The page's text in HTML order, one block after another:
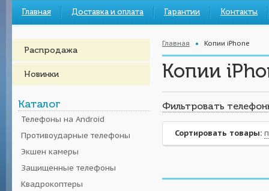
Главная Доставка и оплата Гарантии Контакты
Распродажа
Новинки
Каталог
Телефоны на Android
Противоударные телефоны
Экшен камеры
Защищенные телефоны
Квадрокоптеры
Главная Копии iPhone
Копии
Фильтровать
Сортировать товары: